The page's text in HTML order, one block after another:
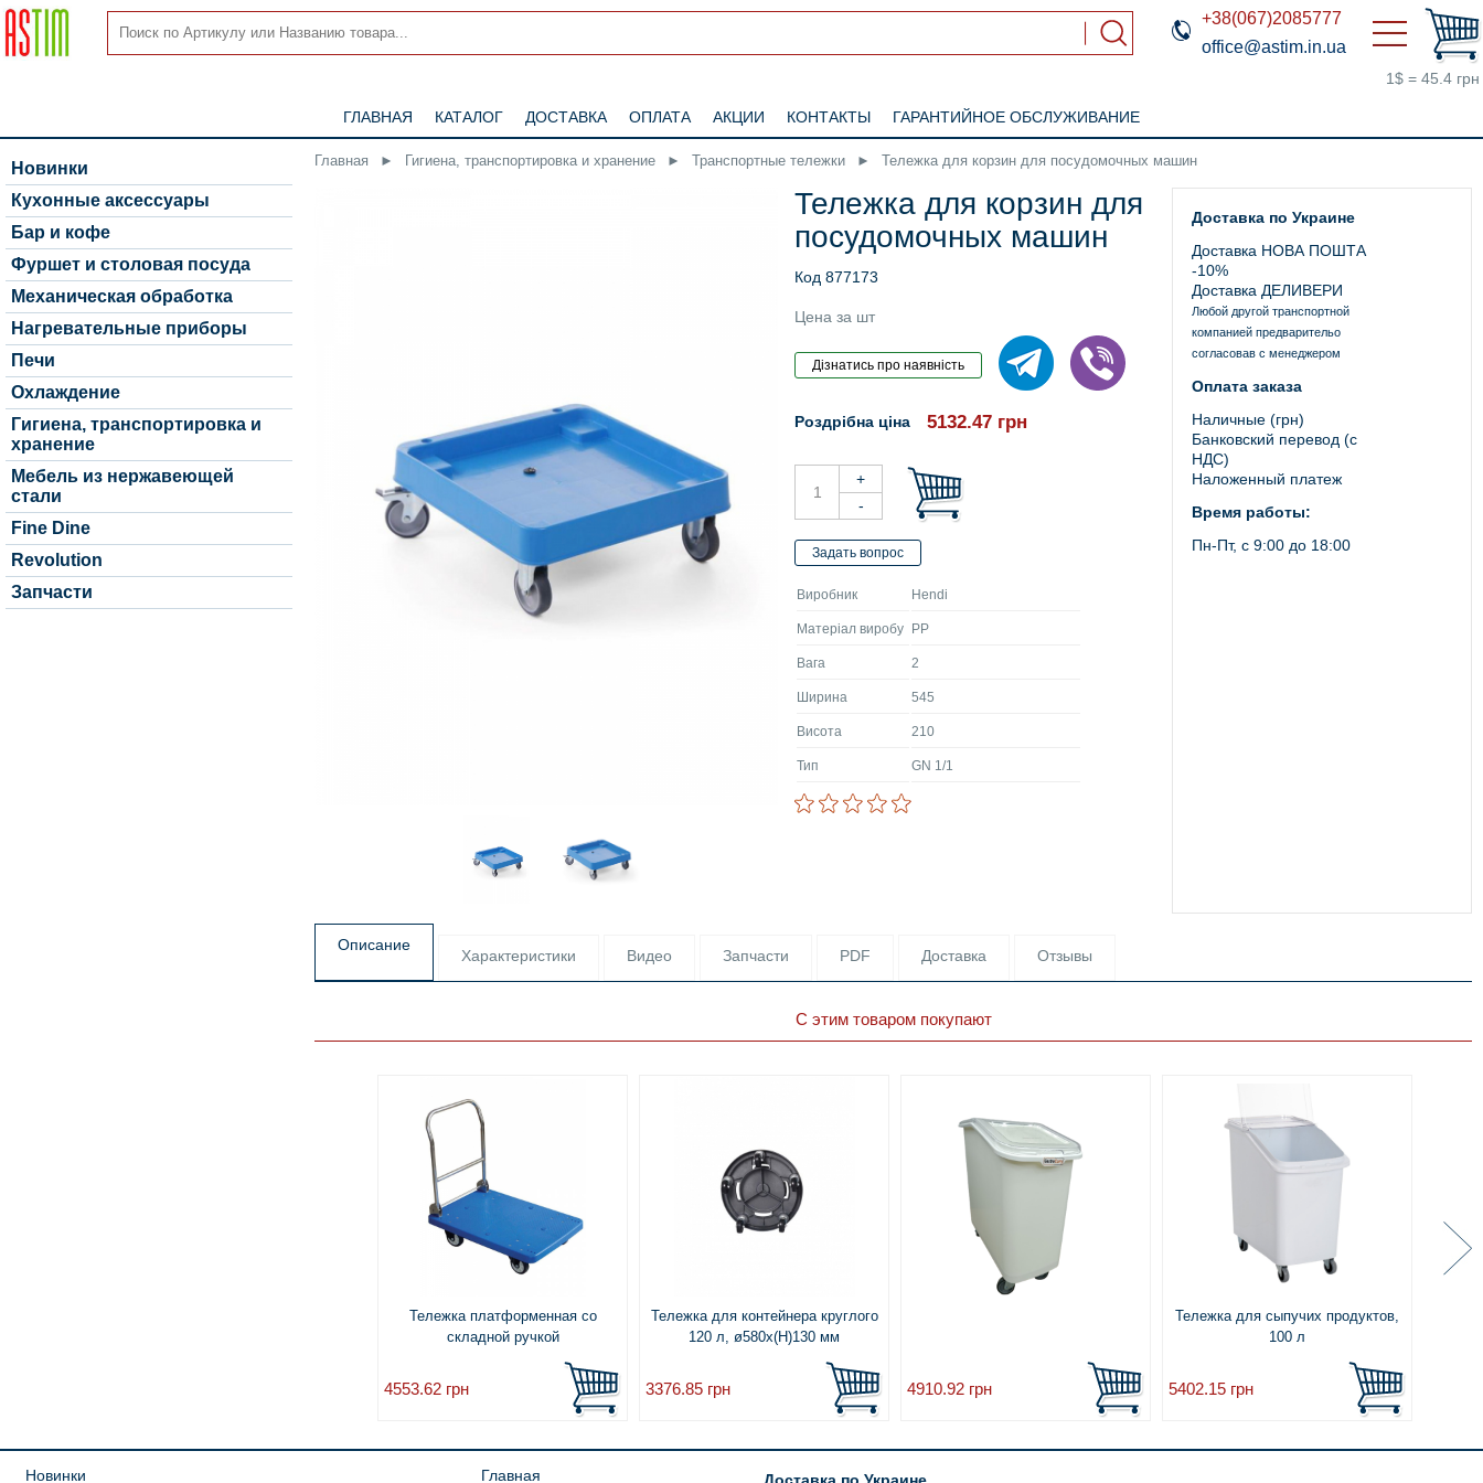
+38(067)2085777
office@astim.in.ua
1$ = 45.4 грн
ГЛАВНАЯ КАТАЛОГ ДОСТАВКА ОПЛАТА АКЦИИ КОНТАКТЫ ГАРАНТИЙНОЕ ОБСЛУЖИВАНИЕ
Новинки
Кухонные аксессуары
Бар и кофе
Фуршет и столовая посуда
Механическая обработка
Нагревательные приборы
Печи
Охлаждение
Гигиена, транспортировка и
хранение
Мебель из нержавеющей
стали
Fine Dine
Revolution
Запчасти
Главная ► Гигиена, транспортировка и хранение ► Транспортные тележки ► Тележка для корзин для посудомочных машин
Тележка для корзин для
посудомочных машин
Код 877173
Цена за шт
Роздрібна ціна 5132.47 грн
Виробник Hendi
Матеріал виробу PP
Вага 2
Ширина 545
Висота 210
Тип GN 1/1
Доставка по Украине
Доставка НОВА ПОШТА
-10%
Доставка ДЕЛИВЕРИ
Любой другой транспортной
компанией предварительо
согласовав с менеджером
Оплата заказа
Наличные (грн)
Банковский перевод (с
НДС)
Наложенный платеж
Время работы:
Пн-Пт, с 9:00 до 18:00
Описание
Характеристики Видео Запчасти PDF Доставка Отзывы
С этим товаром покупают
Тележка платформенная со
складной ручкой
4553.62 грн
Тележка для контейнера круглого
120 л, ø580x(H)130 мм
3376.85 грн 4910.92 грн
Тележка для сыпучих продуктов,
100 л
5402.15 грн
Новинки Главная